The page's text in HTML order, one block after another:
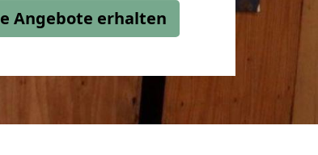
Angebote erhalten